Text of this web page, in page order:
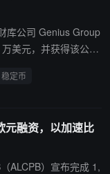
库公司 Genius Group
美元，并获得该公司
上线，同时还将推
稳定币
元融资，以加速比
ALCPB）宣布完成 1,